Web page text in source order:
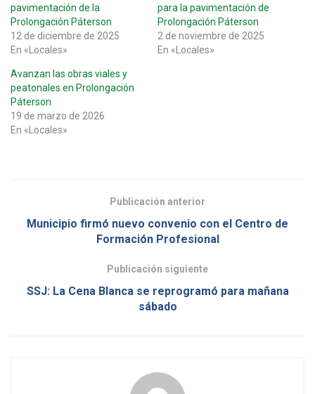
pavimentación de la
Prolongación Páterson
12 de diciembre de 2025
En «Locales»
para la pavimentación de
Prolongación Páterson
2 de noviembre de 2025
En «Locales»
Avanzan las obras viales y
peatonales en Prolongación
Páterson
19 de marzo de 2026
En «Locales»
Publicación anterior
Municipio firmó nuevo convenio con el Centro de
Formación Profesional
Publicación siguiente
SSJ: La Cena Blanca se reprogramó para mañana
sábado